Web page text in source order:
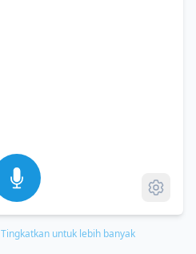
Tingkatkan untuk lebih banyak